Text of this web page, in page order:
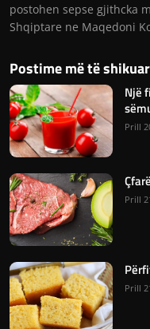
postohen sepse gjithcka
Shqiptare ne Maqedoni
Postime më të
Një
Prill
Prill
Prill